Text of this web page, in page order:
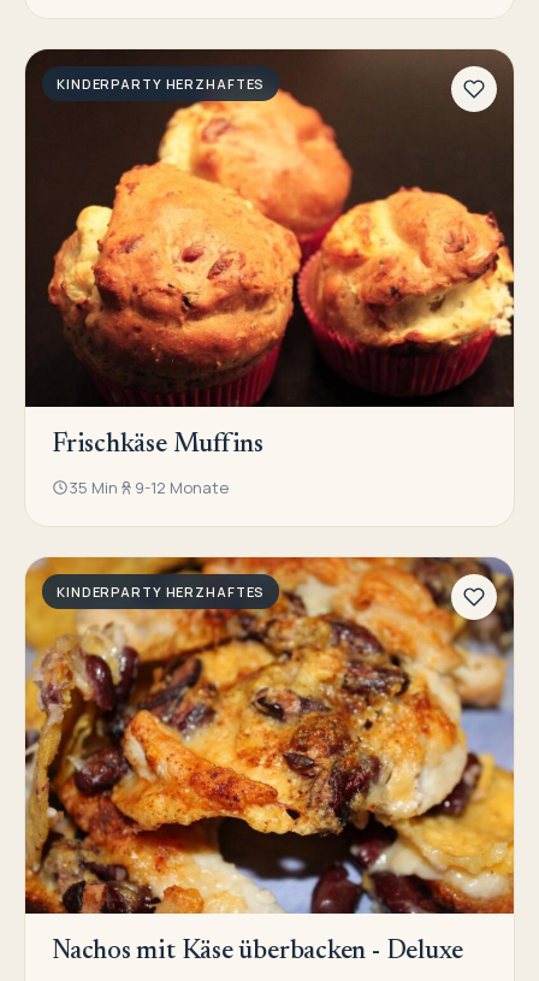
KINDERPARTY HERZHAFTES
Frischkäse Muffins
35 Min 9-12 Monate
KINDERPARTY HERZHAFTES
Nachos mit Käse überbacken - Deluxe